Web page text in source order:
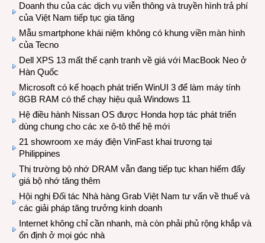
Doanh thu của các dịch vụ viễn thông và truyền hình trả phí
của Việt Nam tiếp tục gia tăng
Mẫu smartphone khái niệm không có khung viền màn hình
của Tecno
Dell XPS 13 mất thế cạnh tranh về giá với MacBook Neo ở
Hàn Quốc
Microsoft có kế hoạch phát triển WinUI 3 để làm máy tính
8GB RAM có thể chạy hiệu quả Windows 11
Hệ điều hành Nissan OS được Honda hợp tác phát triển
dùng chung cho các xe ô-tô thế hệ mới
21 showroom xe máy điện VinFast khai trương tại
Philippines
Thị trường bộ nhớ DRAM vẫn đang tiếp tục khan hiếm đẩy
giá bộ nhớ tăng thêm
Hội nghị Đối tác Nhà hàng Grab Việt Nam tư vấn về thuế và
các giải pháp tăng trưởng kinh doanh
Internet không chỉ cần nhanh, mà còn phải phủ rộng khắp và
ổn định ở mọi góc nhà